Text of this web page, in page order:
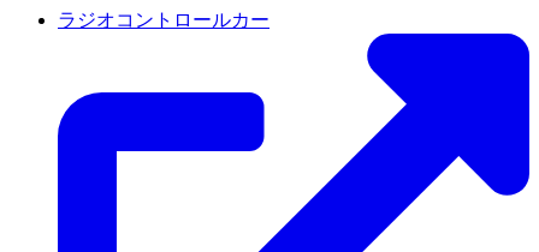
ラジオコントロールカー